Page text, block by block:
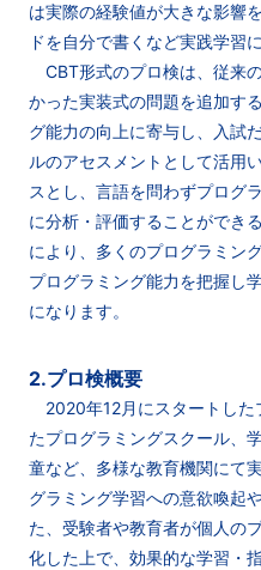
は実際の経験値が大きな影響
ドを自分で書くなど実践学習
CBT形式のプロ検は、従来
かった実装式の問題を追加す
グ能力の向上に寄与し、入試
ルのアセスメントとして活用
スとし、言語を問わずプログ
に分析・評価することができ
により、多くのプログラミン
プログラミング能力を把握し
になります。
2.プロ検概要
2020年12月にスタートし
たプログラミングスクール、
童など、多様な教育機関にて
グラミング学習への意欲喚起
た、受験者や教育者が個人の
化した上で、効果的な学習・